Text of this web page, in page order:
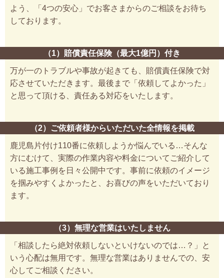
よう、「4つの安心」でお客さまからのご相談をお待ち
しております。
（1）賠償責任保険（最大1億円）付き
万が一のトラブルや事故が起きても、賠償責任保険で対
応させていただきます。最後まで「依頼してよかった」
と思って頂ける、責任ある対応をいたします。
（2）ご依頼者様からいただいた全情報を掲載
鹿児島片付け110番に依頼しようか悩んでいる…そんな
方にむけて、実際の作業内容や料金についてご紹介して
いる施工事例を日々公開中です。事前に依頼のイメージ
を掴みやすくよかったと、お喜びの声をいただいており
ます。
（3）無理な営業はいたしません
「相談したら絶対依頼しないといけないのでは…？」と
いう心配は無用です。無理な営業はありませんでの、安
心してご相談ください。